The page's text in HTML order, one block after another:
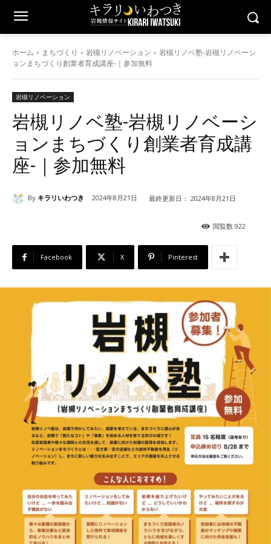
ホーム まちづくり 岩槻リノベーション
岩槻リノベ塾-岩槻リノベーシ
ョンまちづくり創業者育成講座-｜参加無料
岩槻リノベーション
岩槻リノベ塾-岩槻リノベーシ
ョンまちづくり創業者育成講
座-｜参加無料
By キラリいわつき 2024年8月21日 最終更新日： 2024年8月21日
閲覧数 922
Facebook X Pinterest